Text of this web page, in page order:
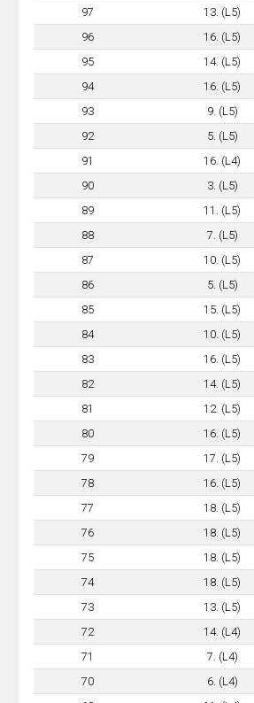
97
13. (L5)
96
16. (L5)
95
14. (L5)
94
16. (L5)
93
9. (L5)
92
5. (L5)
91
16. (L4)
90
3. (L5)
89
11. (L5)
88
7. (L5)
87
10. (L5)
86
5. (L5)
85
15. (L5)
84
10. (L5)
83
16. (L5)
82
14. (L5)
81
12. (L5)
80
16. (L5)
79
17. (L5)
78
16. (L5)
77
18. (L5)
76
18. (L5)
75
18. (L5)
74
18. (L5)
73
13. (L5)
72
14. (L4)
71
7. (L4)
70
6. (L4)